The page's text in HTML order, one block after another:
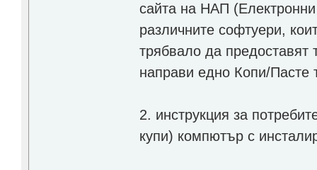
сайта на НАП
различните софтуери,
трябвало да предоставят
направи едно Копи/Пасте
2. инструкция за
купи) компютър с